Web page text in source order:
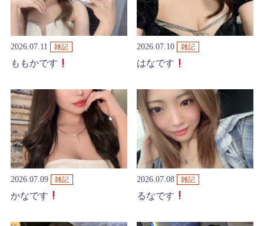
2026.07.11 雑記
ももかです
2026.07.10 雑記
はなです
2026.07.09 雑記
かなです
2026.07.08 雑記
るなです